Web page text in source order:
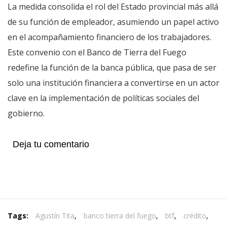
La medida consolida el rol del Estado provincial más allá
de su función de empleador, asumiendo un papel activo
en el acompañamiento financiero de los trabajadores.
Este convenio con el Banco de Tierra del Fuego
redefine la función de la banca pública, que pasa de ser
solo una institución financiera a convertirse en un actor
clave en la implementación de políticas sociales del
gobierno.
Deja tu comentario
Tags: Agustín Tita, banco tierra del fuego, btf, crédito,